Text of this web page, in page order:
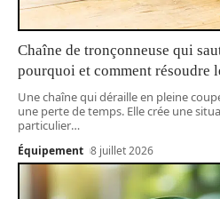
Chaîne de tronçonneuse qui
pourquoi et comment résoudre
Une chaîne qui déraille en pleine
une perte de temps. Elle crée une
particulier…
Équipement 8 juillet 2026